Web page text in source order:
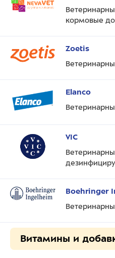
кормовые
Zoetis
Elanco
VIC
Boehringer
Витамины и